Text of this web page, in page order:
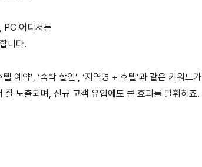
PC 어디서든
니다.
예약’, ‘숙박 할인’, ‘지역명 + 호텔’과 같은 키워드가
노출되며, 신규 고객 유입에도 큰 효과를 발휘하죠.